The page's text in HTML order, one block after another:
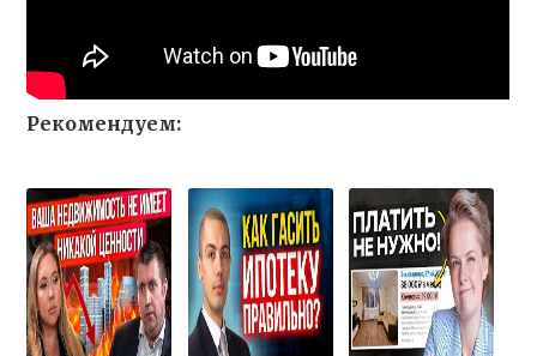
Рекомендуем: